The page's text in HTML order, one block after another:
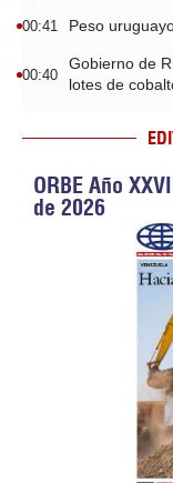
00:41 Peso
00:40
Gobierno de
lotes de
ORBE Año
de 2026